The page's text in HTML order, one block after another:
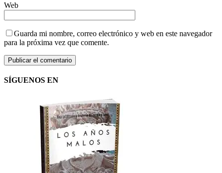
Web
Guarda mi nombre, correo electrónico y web en este navegador
para la próxima vez que comente.
SÍGUENOS EN